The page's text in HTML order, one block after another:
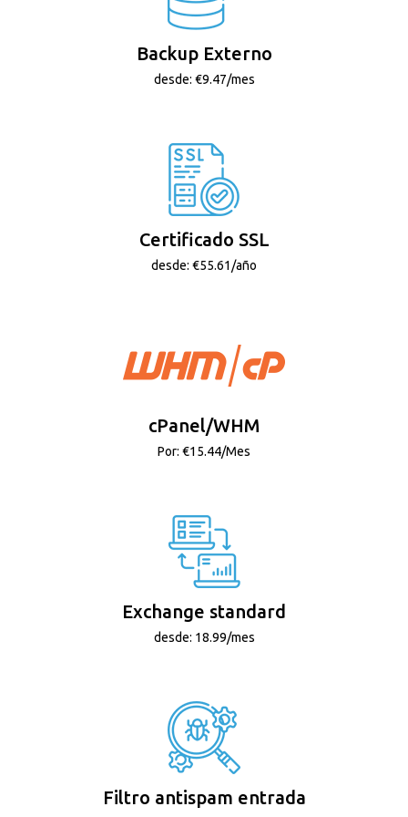
Backup Externo
desde: €9.47/mes
Certificado SSL
desde: €55.61/año
cPanel/WHM
Por: €15.44/Mes
Exchange standard
desde: 18.99/mes
Filtro antispam entrada